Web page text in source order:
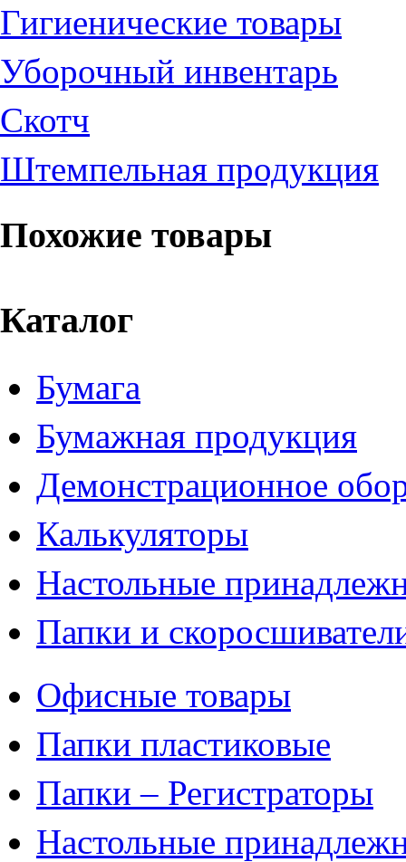
Гигиенические товары
Уборочный инвентарь
Скотч
Штемпельная продукция
Похожие товары
Каталог
Бумага
Бумажная продукция
Демонстрационное
Калькуляторы
Настольные
Папки и
Офисные товары
Папки пластиковые
Папки – Регистраторы
Настольные